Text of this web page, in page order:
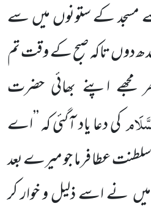
مسجد کے ستونوں میں سے
دوں تاکہ صبح کے وقت تم
اپنے بھائی حضرت
کی دعا یاد آگئی کہ ’’اے
عطا فرما جو میرے بعد
نے اسے ذلیل و خوار کر